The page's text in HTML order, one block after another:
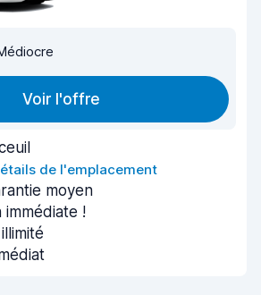
Voir l'offre
de l'emplacement
moyen
immédiate !